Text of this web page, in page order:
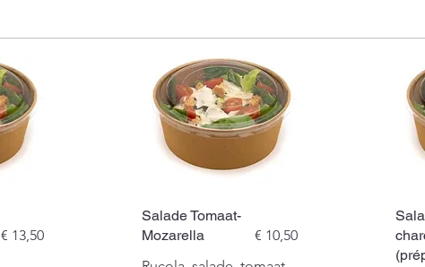
€ 13,50
Salade Tomaat-
Mozarella
€ 10,50